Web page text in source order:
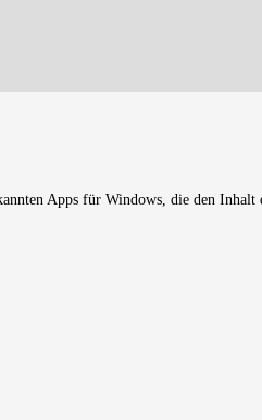
Apps für Windows, die den